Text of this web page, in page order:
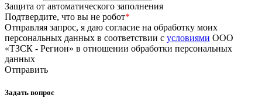
Защита от автоматического заполнения
Подтвердите, что вы не робот*
Отправляя запрос, я даю согласие на обработку моих
персональных данных в соответствии с условиями ООО
«ТЗСК - Регион» в отношении обработки персональных
данных
Отправить
Задать вопрос